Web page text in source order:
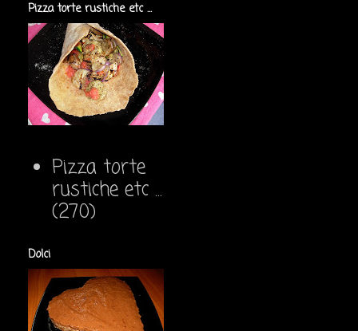
Pizza torte rustiche etc ...
Pizza torte
rustiche etc ...
(270)
Dolci